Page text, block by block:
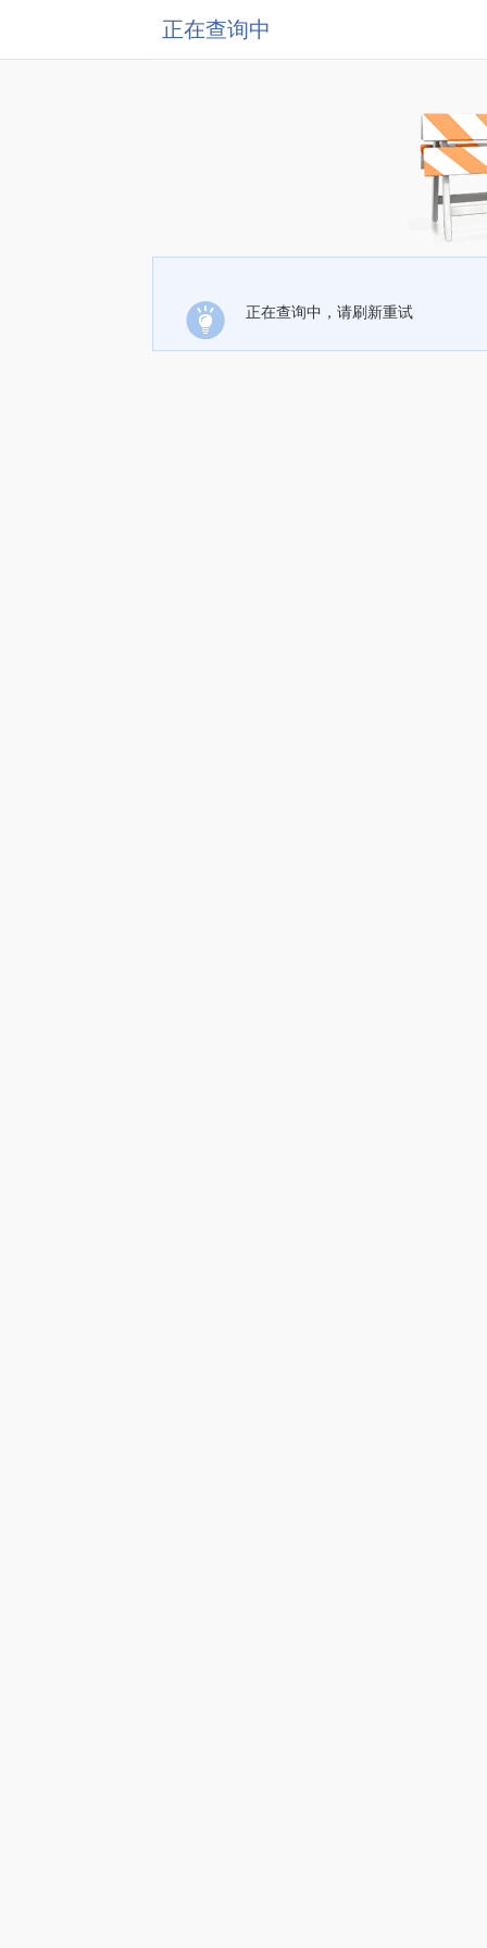
正在查询中
正在查询中，请刷新重试